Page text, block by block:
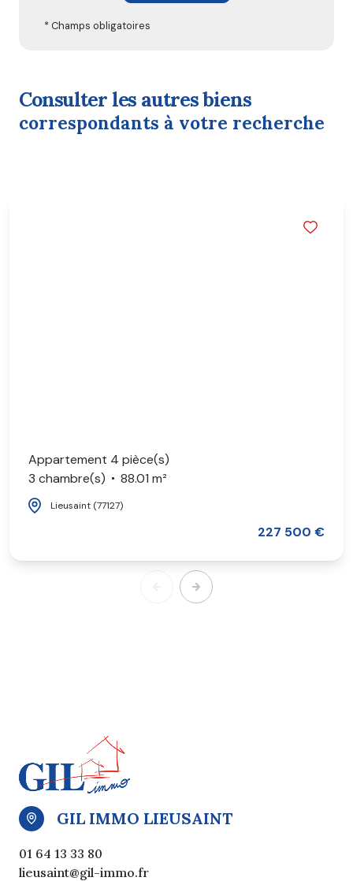
* Champs obligatoires
consulter les autres biens
correspondants à votre recherche
Appartement 4 pièce(s)
3 chambre(s)
88.01 m²
Lieusaint (77127)
227 500 €
GIL IMMO LIEUSAINT
01 64 13 33 80
lieusaint@gil-immo.fr